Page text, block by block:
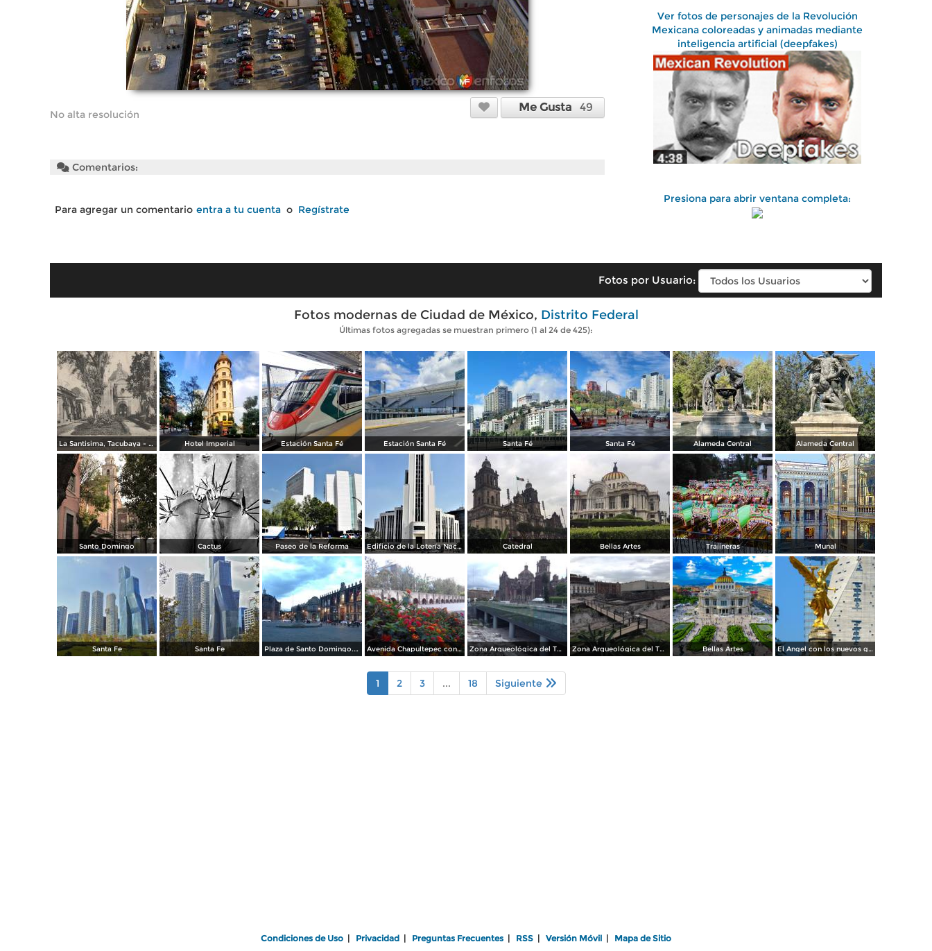
No alta resolución
Me Gusta 49
Comentarios:
Para agregar un comentario entra a tu cuenta o Regístrate
Ver fotos de personajes de la Revolución
Mexicana coloreadas y animadas mediante
inteligencia artificial (deepfakes)
Presiona para abrir ventana completa:
Fotos por Usuario:
Fotos modernas de Ciudad de México, Distrito Federal
Últimas fotos agregadas se muestran primero (1 al 24 de 425):
La Santisima, Tacubaya - México Hotel Imperial Estación Santa Fé Estación Santa Fé Santa Fé Santa Fé Alameda Central Alameda Central
Santo Domingo Cactus Paseo de la Reforma Edificio de la Lotería Nacional Catedral Bellas Artes Trajineras Munal
Santa Fe Santa Fe Plaza de Santo Domingo. Julio/208 Avenida Chapultepec con el acueducto. Julio/2018 Zona Arqueológica del Templo Mayor. Junio/2018 Zona Arqueológica del Templo Mayor. Junio/2018 Bellas Artes El Angel con los nuevos guardianes de reforma.
1 2 3 ... 18 Siguiente
Condiciones de Uso Privacidad Preguntas Frecuentes RSS Versión Móvil Mapa de Sitio